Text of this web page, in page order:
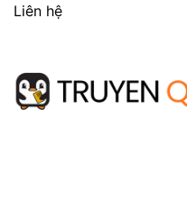
Liên hệ